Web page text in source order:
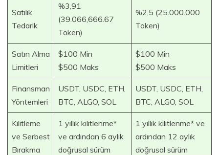
Satılık
Tedarik
%3,91
(39.066,666.67
Token)
%2,5 (25.000.000
Token)
Satın Alma
Limitleri
$100 Min
$500 Maks
$100 Min
$500 Maks
Finansman
Yöntemleri
USDT, USDC, ETH,
BTC, ALGO, SOL
USDT, USDC, ETH,
BTC, ALGO, SOL
Kilitleme
ve Serbest
Bırakma
1 yıllık kilitlenme*
ve ardından 6 aylık
doğrusal sürüm
1 yıllık kilitlenme* ve
ardından 12 aylık
doğrusal sürüm